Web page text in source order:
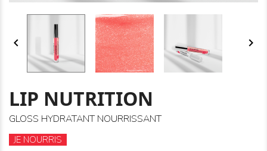
 
LIP NUTRITION
GLOSS HYDRATANT NOURRISSANT
JE NOURRIS